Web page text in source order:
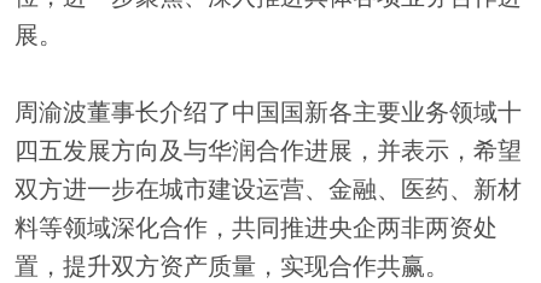
展。
周渝波董事长介绍了中国国新各主要业务领域十
四五发展方向及与华润合作进展，并表示，希望
双方进一步在城市建设运营、金融、医药、新材
料等领域深化合作，共同推进央企两非两资处
置，提升双方资产质量，实现合作共赢。